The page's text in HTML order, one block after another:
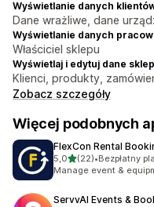
Wyświetlanie danych
Dane wrażliwe, dane
Wyświetlanie danych
Właściciel sklepu
Wyświetlaj i edytuj dane
Klienci, produkty,
Zobacz szczegóły
Więcej podobnych
FlexCon Rental
5,0na 5 gwiazdek
(22)
Łączna liczba recenzji:
•Bezpłatny
Manage event &
ServvAI Events &